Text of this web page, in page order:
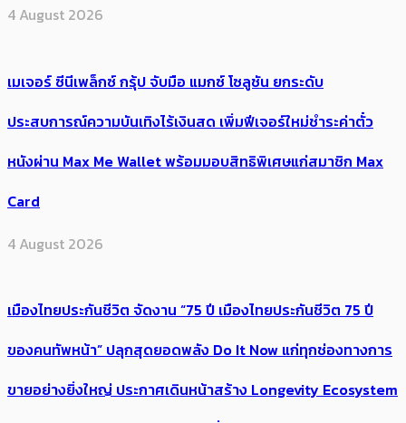
4 August 2026
เมเจอร์ ซีนีเพล็กซ์ กรุ้ป จับมือ แมกซ์ โซลูชัน ยกระดับ
ประสบการณ์ความบันเทิงไร้เงินสด เพิ่มฟีเจอร์ใหม่ชำระค่าตั๋ว
หนังผ่าน Max Me Wallet พร้อมมอบสิทธิพิเศษแก่สมาชิก Max
Card
4 August 2026
เมืองไทยประกันชีวิต จัดงาน “75 ปี เมืองไทยประกันชีวิต 75 ปี
ของคนทัพหน้า” ปลุกสุดยอดพลัง Do It Now แก่ทุกช่องทางการ
ขายอย่างยิ่งใหญ่ ประกาศเดินหน้าสร้าง Longevity Ecosystem